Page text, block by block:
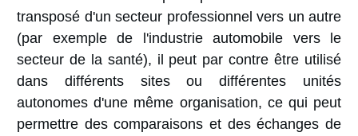
transposé d'un secteur professionnel vers un autre
(par exemple de l'industrie automobile vers le
secteur de la santé), il peut par contre être utilisé
dans différents sites ou différentes unités
autonomes d'une même organisation, ce qui peut
permettre des comparaisons et des échanges de